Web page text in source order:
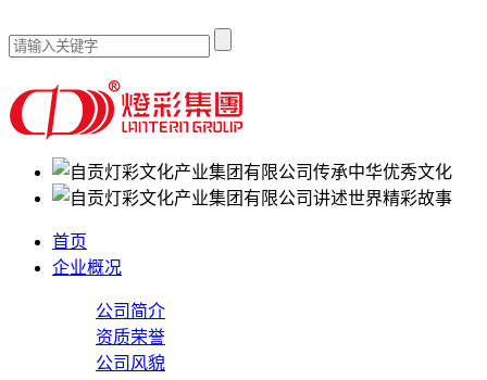
传承中华优秀文化
讲述世界精彩故事
首页
企业概况
公司简介
资质荣誉
公司风貌